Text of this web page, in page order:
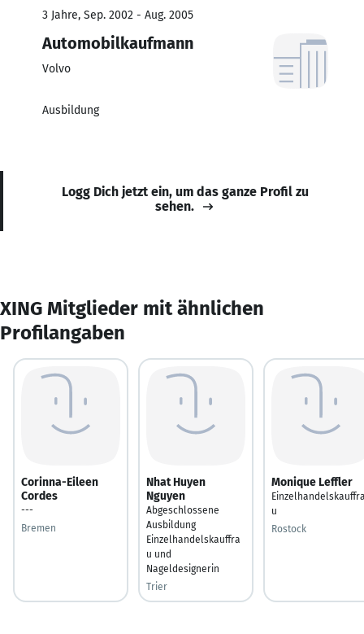
3 Jahre, Sep. 2002 - Aug. 2005
Automobilkaufmann
Volvo
Ausbildung
Logg Dich jetzt ein, um das ganze Profil zu
sehen.
XING Mitglieder mit ähnlichen
Profilangaben
Corinna-Eileen
Cordes
---
Bremen
Nhat Huyen
Nguyen
Abgeschlossene
Ausbildung
Einzelhandelskauffra
u und
Nageldesignerin
Trier
Monique Leffler
u
Rostock